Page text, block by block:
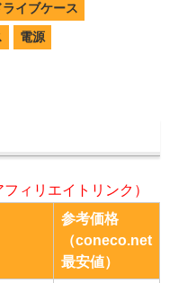
イブケース
電源
ィリエイトリンク）
参考価格
（coneco.net
最安値）